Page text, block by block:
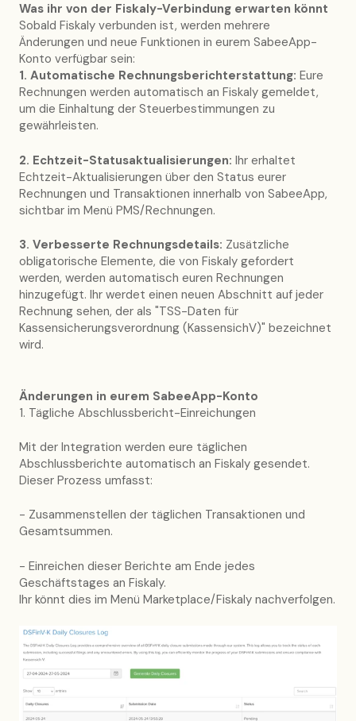
Was ihr von der Fiskaly-Verbindung erwarten könnt
Sobald Fiskaly verbunden ist, werden mehrere
Änderungen und neue Funktionen in eurem SabeeApp-
Konto verfügbar sein:
1. Automatische Rechnungsberichterstattung: Eure
Rechnungen werden automatisch an Fiskaly gemeldet,
um die Einhaltung der Steuerbestimmungen zu
gewährleisten.
2. Echtzeit-Statusaktualisierungen: Ihr erhaltet
Echtzeit-Aktualisierungen über den Status eurer
Rechnungen und Transaktionen innerhalb von SabeeApp,
sichtbar im Menü PMS/Rechnungen.
3. Verbesserte Rechnungsdetails: Zusätzliche
obligatorische Elemente, die von Fiskaly gefordert
werden, werden automatisch euren Rechnungen
hinzugefügt. Ihr werdet einen neuen Abschnitt auf jeder
Rechnung sehen, der als "TSS-Daten für
Kassensicherungsverordnung (KassensichV)" bezeichnet
wird.
Änderungen in eurem SabeeApp-Konto
1. Tägliche Abschlussbericht-Einreichungen
Mit der Integration werden eure täglichen
Abschlussberichte automatisch an Fiskaly gesendet.
Dieser Prozess umfasst:
- Zusammenstellen der täglichen Transaktionen und
Gesamtsummen.
- Einreichen dieser Berichte am Ende jedes
Geschäftstages an Fiskaly.
Ihr könnt dies im Menü Marketplace/Fiskaly nachverfolgen.